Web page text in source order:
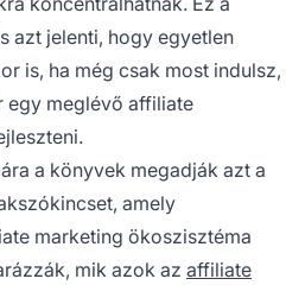
azt jelenti, hogy egyetlen
is, ha még csak most indulsz,
egy meglévő affiliate
a könyvek megadják azt a
amely
marketing ökoszisztéma
mik azok az affiliate